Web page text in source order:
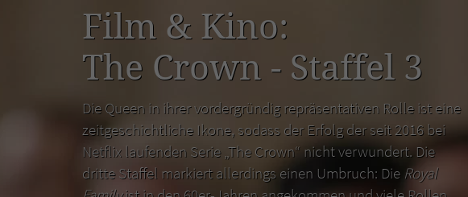
Film & Kino:
The Crown - Staffel 3
Die Queen in ihrer vordergründig repräsentativen Rolle ist eine
zeitgeschichtliche Ikone, sodass der Erfolg der seit 2016 bei
Netflix laufenden Serie „The Crown“ nicht verwundert. Die
dritte Staffel markiert allerdings einen Umbruch: Die Royal